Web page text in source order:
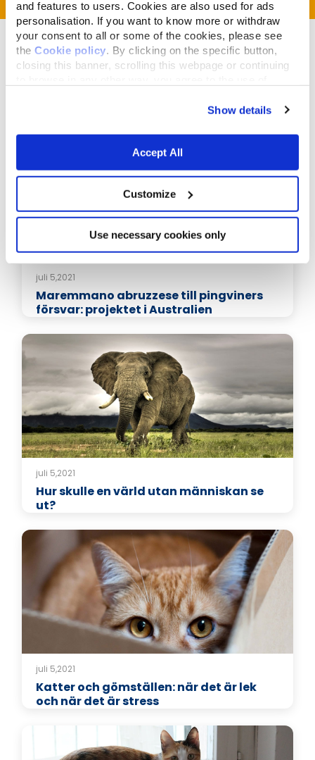
and features to users. Cookies are also used for ads
personalisation. If you want to know more or withdraw
your consent to all or some of the cookies, please see
the Cookie policy . By clicking on the specific button,
closing this banner, scrolling this webpage or continuing
Show details
Accept All
Customize
Use necessary cookies only
Relaterade artiklar
juli 5,2021
Maremmano abruzzese till pingviners
försvar: projektet i Australien
juli 5,2021
Hur skulle en värld utan människan se
ut?
juli 5,2021
Katter och gömställen: när det är lek
och när det är stress